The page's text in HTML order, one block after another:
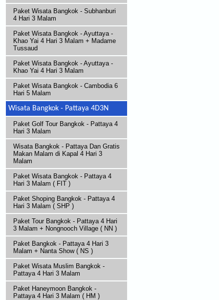
Paket Wisata Bangkok - Subhanburi
4 Hari 3 Malam
Paket Wisata Bangkok - Ayuttaya -
Khao Yai 4 Hari 3 Malam + Madame
Tussaud
Paket Wisata Bangkok - Ayuttaya -
Khao Yai 4 Hari 3 Malam
Paket Wisata Bangkok - Cambodia 6
Hari 5 Malam
Wisata Bangkok - Pattaya 4D3N
Paket Golf Tour Bangkok - Pattaya 4
Hari 3 Malam
Wisata Bangkok - Pattaya Dan Gratis
Makan Malam di Kapal 4 Hari 3
Malam
Paket Wisata Bangkok - Pattaya 4
Hari 3 Malam ( FIT )
Paket Shoping Bangkok - Pattaya 4
Hari 3 Malam ( SHP )
Paket Tour Bangkok - Pattaya 4 Hari
3 Malam + Nongnooch Village ( NN )
Paket Bangkok - Pattaya 4 Hari 3
Malam + Nanta Show ( NS )
Paket Wisata Muslim Bangkok -
Pattaya 4 Hari 3 Malam
Paket Haneymoon Bangkok -
Pattaya 4 Hari 3 Malam ( HM )